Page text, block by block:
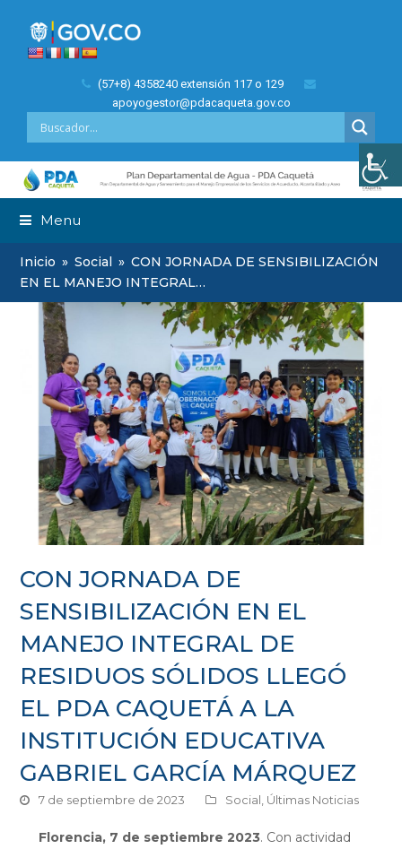
(57+8) 4358240 extensión 117 o 129
apoyogestor@pdacaqueta.gov.co
Menu
Inicio » Social » CON JORNADA DE SENSIBILIZACIÓN
EN EL MANEJO INTEGRAL…
CON JORNADA DE
SENSIBILIZACIÓN EN EL
MANEJO INTEGRAL DE
RESIDUOS SÓLIDOS LLEGÓ
EL PDA CAQUETÁ A LA
INSTITUCIÓN EDUCATIVA
GABRIEL GARCÍA MÁRQUEZ
7 de septiembre de 2023 Social Últimas Noticias
Florencia, 7 de septiembre 2023. Con actividad